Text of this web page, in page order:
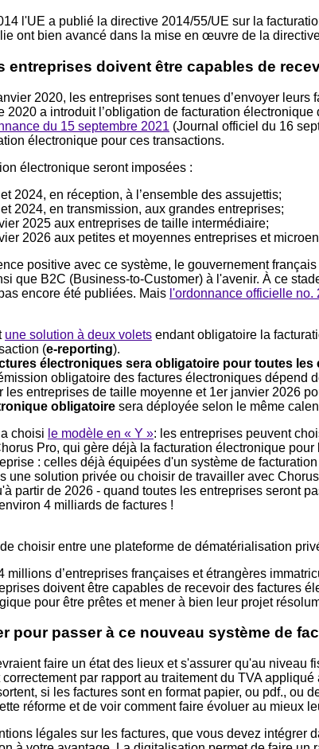
l'UE a publié la directive 2014/55/UE sur la
ont bien avancé dans la mise en œuvre de la
entreprises doivent être capables de
2020, les entreprises sont tenues d’envoyer
2020 a introduit l’obligation de facturation
du 15 septembre 2021 (Journal officiel du 16
électronique pour ces transactions.
électronique seront imposées :
2024, en réception, à l’ensemble des assujettis;
2024, en transmission, aux grandes entreprises;
2025 aux entreprises de taille intermédiaire;
2026 aux petites et moyennes entreprises et
positive avec ce système, le gouvernement
que B2C (Business-to-Customer) à l'avenir. À ce
encore été publiées. Mais l'ordonnance officielle
une solution à deux volets endant obligatoire la
(e-reporting).
électroniques sera obligatoire pour toutes
obligatoire des factures électroniques dépend
les entreprises de taille moyenne et 1er janvier 2026
obligatoire sera déployée selon le même
choisi le modèle en « Y »: les entreprises peuvent
Pro, qui gère déjà la facturation électronique
: celles déjà équipées d'un système de
une solution privée ou choisir de travailler avec
partir de 2026 - quand toutes les entreprises seront
4 milliards de factures !
choisir entre une plateforme de dématérialisation
millions d’entreprises françaises et étrangères
doivent être capables de recevoir des factures
pour être prêtes et mener à bien leur projet
pour passer à ce nouveau système de
faire un état des lieux et s'assurer qu'au niveau
correctement par rapport au traitement du TVA
si les factures sont en format papier, ou pdf., ou
réforme et de voir comment faire évoluer au mieux
légales sur les factures, que vous devez